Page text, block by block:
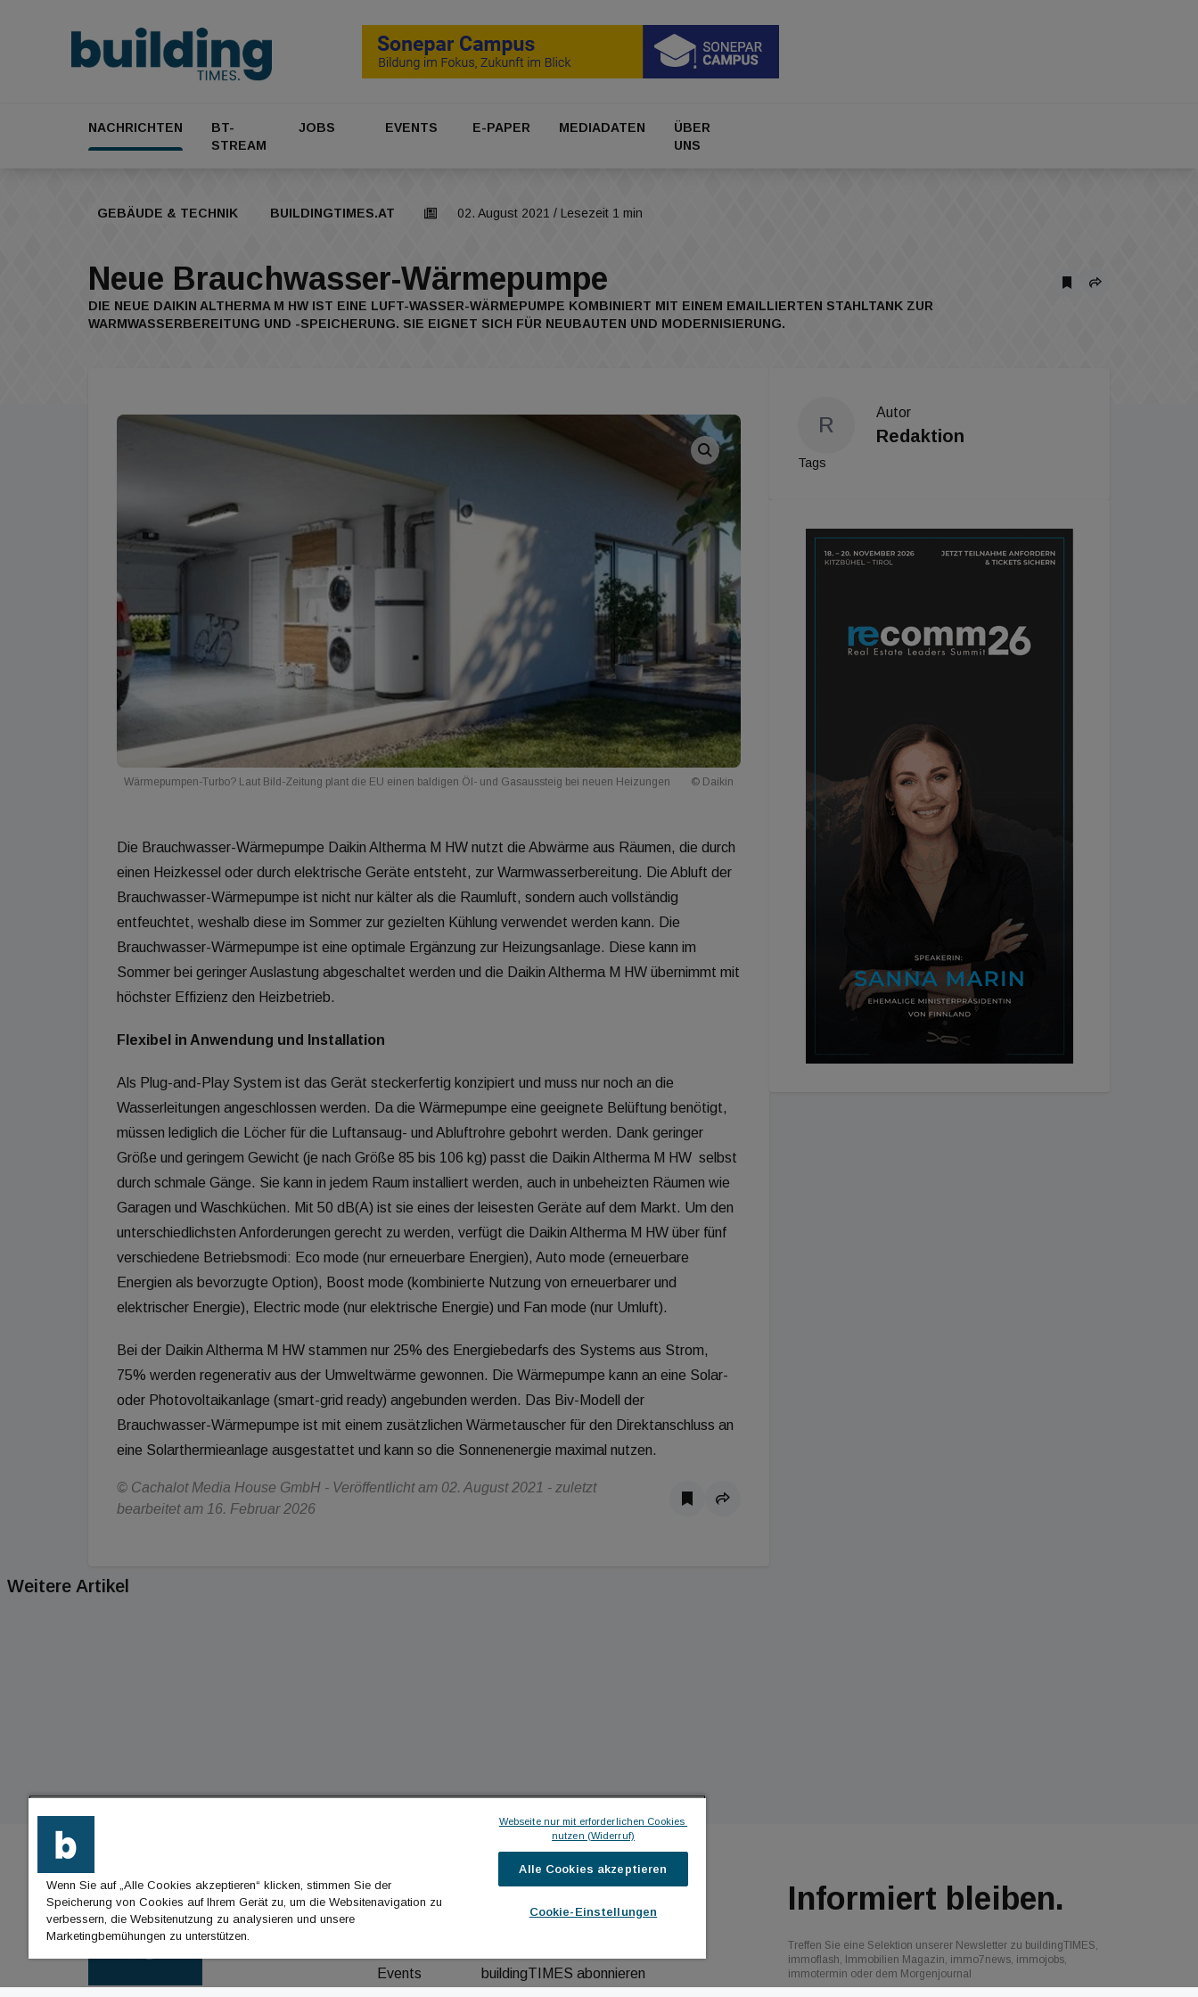
NACHRICHTEN
BT-
STREAM
JOBS EVENTS E-PAPER MEDIADATEN
ÜBER
UNS
GEBÄUDE & TECHNIK BUILDINGTIMES.AT 02. August 2021 / Lesezeit 1 min
Neue Brauchwasser-Wärmepumpe
DIE NEUE DAIKIN ALTHERMA M HW IST EINE LUFT-WASSER-WÄRMEPUMPE KOMBINIERT MIT EINEM EMAILLIERTEN STAHLTANK ZUR
WARMWASSERBEREITUNG UND -SPEICHERUNG. SIE EIGNET SICH FÜR NEUBAUTEN UND MODERNISIERUNG.
Wärmepumpen-Turbo? Laut Bild-Zeitung plant die EU einen baldigen Öl- und Gasaussteig bei neuen Heizungen © Daikin
Die Brauchwasser-Wärmepumpe Daikin Altherma M HW nutzt die Abwärme aus Räumen, die durch
einen Heizkessel oder durch elektrische Geräte entsteht, zur Warmwasserbereitung. Die Abluft der
Brauchwasser-Wärmepumpe ist nicht nur kälter als die Raumluft, sondern auch vollständig
entfeuchtet, weshalb diese im Sommer zur gezielten Kühlung verwendet werden kann. Die
Brauchwasser-Wärmepumpe ist eine optimale Ergänzung zur Heizungsanlage. Diese kann im
Sommer bei geringer Auslastung abgeschaltet werden und die Daikin Altherma M HW übernimmt mit
höchster Effizienz den Heizbetrieb.
Flexibel in Anwendung und Installation
Als Plug-and-Play System ist das Gerät steckerfertig konzipiert und muss nur noch an die
Wasserleitungen angeschlossen werden. Da die Wärmepumpe eine geeignete Belüftung benötigt,
müssen lediglich die Löcher für die Luftansaug- und Abluftrohre gebohrt werden. Dank geringer
Größe und geringem Gewicht (je nach Größe 85 bis 106 kg) passt die Daikin Altherma M HW selbst
durch schmale Gänge. Sie kann in jedem Raum installiert werden, auch in unbeheizten Räumen wie
Garagen und Waschküchen. Mit 50 dB(A) ist sie eines der leisesten Geräte auf dem Markt. Um den
unterschiedlichsten Anforderungen gerecht zu werden, verfügt die Daikin Altherma M HW über fünf
verschiedene Betriebsmodi: Eco mode (nur erneuerbare Energien), Auto mode (erneuerbare
Energien als bevorzugte Option), Boost mode (kombinierte Nutzung von erneuerbarer und
elektrischer Energie), Electric mode (nur elektrische Energie) und Fan mode (nur Umluft).
Bei der Daikin Altherma M HW stammen nur 25% des Energiebedarfs des Systems aus Strom,
75% werden regenerativ aus der Umweltwärme gewonnen. Die Wärmepumpe kann an eine Solar-
oder Photovoltaikanlage (smart-grid ready) angebunden werden. Das Biv-Modell der
Brauchwasser-Wärmepumpe ist mit einem zusätzlichen Wärmetauscher für den Direktanschluss an
eine Solarthermieanlage ausgestattet und kann so die Sonnenenergie maximal nutzen.
© Cachalot Media House GmbH - Veröffentlicht am 02. August 2021 - zuletzt
bearbeitet am 16. Februar 2026
R
Autor
Redaktion
Tags
Weitere Artikel
BUILDINGTIMES
Events
ICH MÖCHTE ...
buildingTIMES abonnieren
Informiert bleiben.
Treffen Sie eine Selektion unserer Newsletter zu buildingTIMES,
immoflash, Immobilien Magazin, immo7news, immojobs,
immotermin oder dem Morgenjournal
Wenn Sie auf „Alle Cookies akzeptieren“ klicken, stimmen Sie der
Speicherung von Cookies auf Ihrem Gerät zu, um die Websitenavigation zu
verbessern, die Websitenutzung zu analysieren und unsere
Marketingbemühungen zu unterstützen.
Webseite nur mit erforderlichen Cookies
nutzen (Widerruf)
Alle Cookies akzeptieren
Cookie-Einstellungen